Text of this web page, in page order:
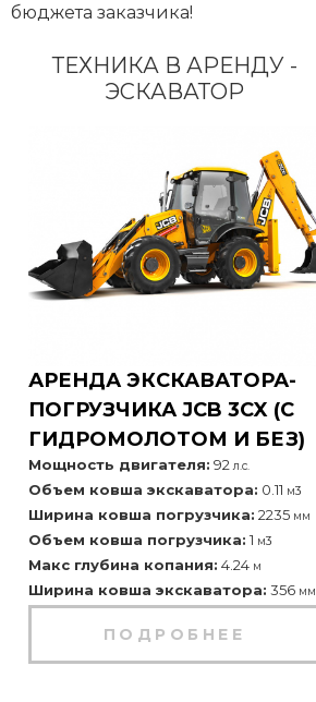
бюджета заказчика!
ТЕХНИКА В АРЕНДУ -
ЭСКАВАТОР
АРЕНДА ЭКСКАВАТОРА-
ПОГРУЗЧИКА JCB 3CX (С
ГИДРОМОЛОТОМ И БЕЗ)
Мощность двигателя: 92 л.с.
Объем ковша экскаватора: 0.11 м3
Ширина ковша погрузчика: 2235 мм
Объем ковша погрузчика: 1 м3
Макс глубина копания: 4.24 м
Ширина ковша экскаватора: 356 мм
ПОДРОБНЕЕ